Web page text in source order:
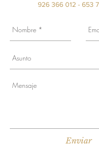
926 366 012 - 653
Enviar